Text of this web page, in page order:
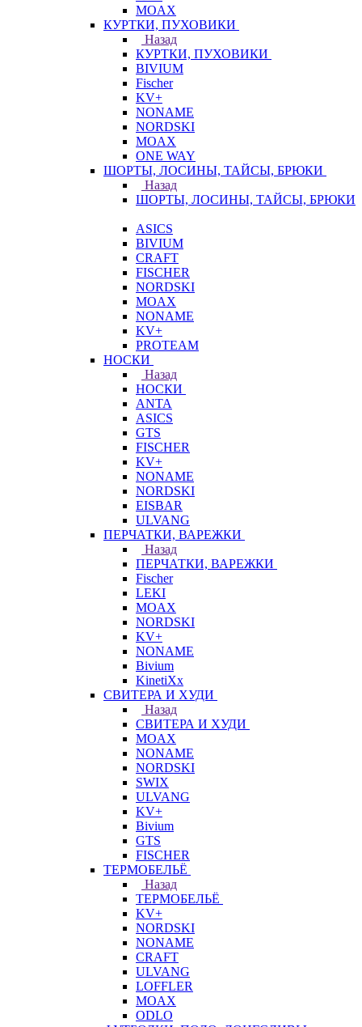
MOAX
КУРТКИ, ПУХОВИКИ
Назад
КУРТКИ, ПУХОВИКИ
BIVIUM
Fischer
KV+
NONAME
NORDSKI
MOAX
ONE WAY
ШОРТЫ, ЛОСИНЫ, ТАЙСЫ, БРЮКИ
Назад
ШОРТЫ, ЛОСИНЫ, ТАЙСЫ, БРЮКИ
ASICS
BIVIUM
CRAFT
FISCHER
NORDSKI
MOAX
NONAME
KV+
PROTEAM
НОСКИ
Назад
НОСКИ
ANTA
ASICS
GTS
FISCHER
KV+
NONAME
NORDSKI
EISBAR
ULVANG
ПЕРЧАТКИ, ВАРЕЖКИ
Назад
ПЕРЧАТКИ, ВАРЕЖКИ
Fischer
LEKI
MOAX
NORDSKI
KV+
NONAME
Bivium
KinetiXx
СВИТЕРА И ХУДИ
Назад
СВИТЕРА И ХУДИ
MOAX
NONAME
NORDSKI
SWIX
ULVANG
KV+
Bivium
GTS
FISCHER
ТЕРМОБЕЛЬЁ
Назад
ТЕРМОБЕЛЬЁ
KV+
NORDSKI
NONAME
CRAFT
ULVANG
LOFFLER
MOAX
ODLO